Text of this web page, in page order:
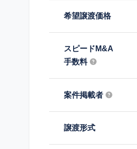
希望譲渡価格
スピードM&A
手数料
案件掲載者
譲渡形式